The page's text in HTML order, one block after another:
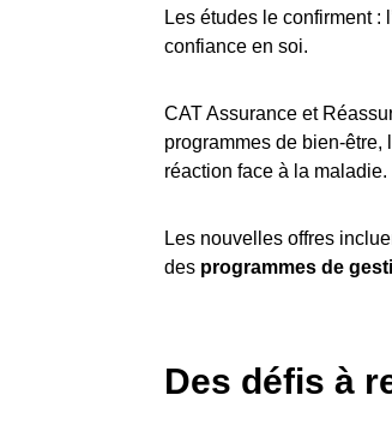
Les études le confirment :
confiance en soi.
CAT Assurance et
programmes de bien-être,
réaction face à la maladie.
Les nouvelles offres
des programmes de
Des défis à